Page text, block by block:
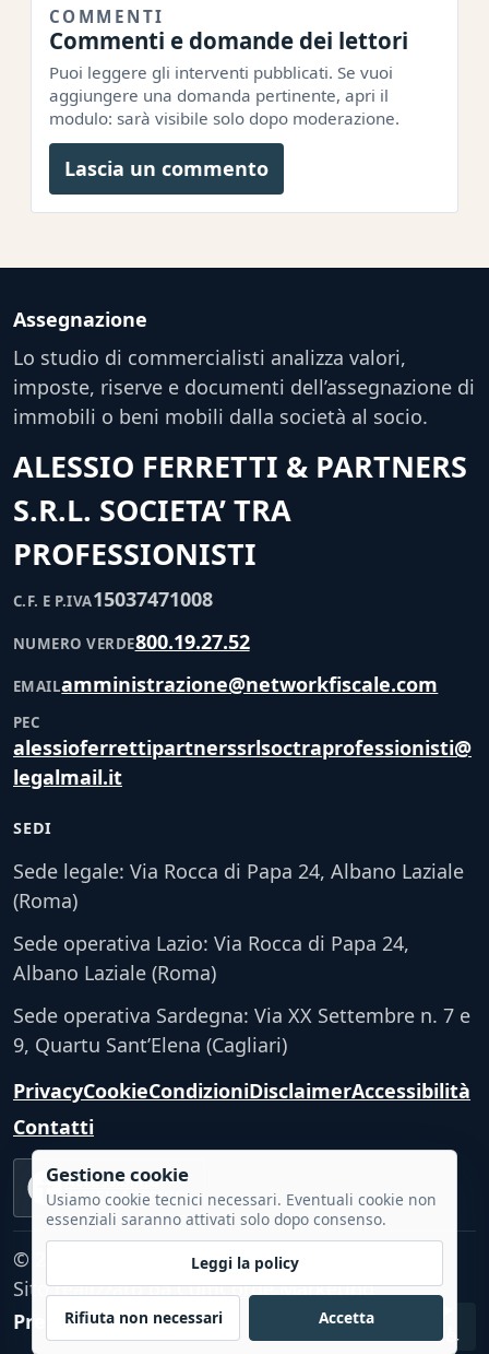
COMMENTI
Commenti e domande dei lettori
Puoi leggere gli interventi pubblicati. Se vuoi
aggiungere una domanda pertinente, apri il
modulo: sarà visibile solo dopo moderazione.
Lascia un commento
♿
Assegnazione
Lo studio di commercialisti analizza valori,
imposte, riserve e documenti dell’assegnazione di
immobili o beni mobili dalla società al socio.
ALESSIO FERRETTI & PARTNERS
S.R.L. SOCIETA’ TRA
PROFESSIONISTI
C.F. E P.IVA15037471008
NUMERO VERDE800.19.27.52
EMAILamministrazione@networkfiscale.com
PEC
alessioferrettipartnerssrlsoctraprofessionisti@
legalmail.it
SEDI
Sede legale: Via Rocca di Papa 24, Albano Laziale
(Roma)
Sede operativa Lazio: Via Rocca di Papa 24,
Albano Laziale (Roma)
Sede operativa Sardegna: Via XX Settembre n. 7 e
9, Quartu Sant’Elena (Cagliari)
PrivacyCookieCondizioniDisclaimerAccessibilità
Contatti
Accessibilità
VERIFICA TECNICA
© 2026 - Tutti i diritti riservati.
Sito realizzato daCumCorde Marketing
Preferenze cookie
Gestione cookie
Usiamo cookie tecnici necessari. Eventuali cookie non
essenziali saranno attivati solo dopo consenso.
Leggi la policy
Rifiuta non necessari Accetta